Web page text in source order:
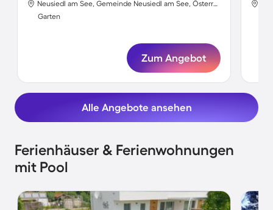
Neusiedl am See, Gemeinde Neusiedl am See, Österreich
Garten
Zum Angebot
Alle Angebote ansehen
Ferienhäuser & Ferienwohnungen
mit Pool